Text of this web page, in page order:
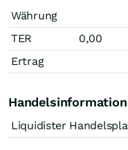
Währung
TER
0,00
Ertrag
Liquidister